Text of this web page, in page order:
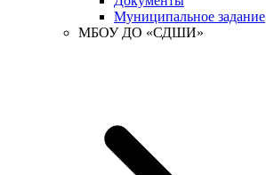
Муниципальное задание
МБОУ ДО «СДШИ»